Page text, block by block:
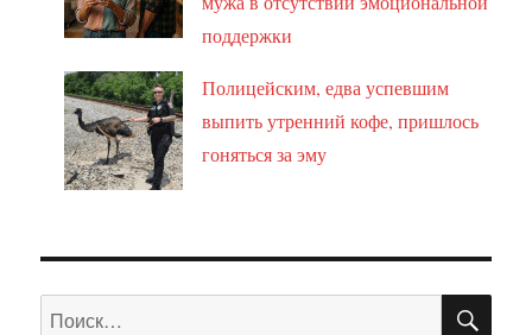
поддержки
Полицейским, едва успевшим
выпить утренний кофе, пришлось
гоняться за эму
Искать: